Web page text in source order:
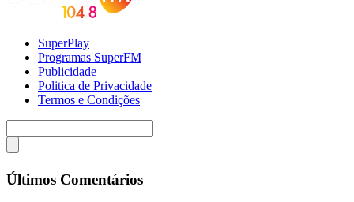
SuperPlay
Programas SuperFM
Publicidade
Politica de Privacidade
Termos e Condições
Últimos Comentários